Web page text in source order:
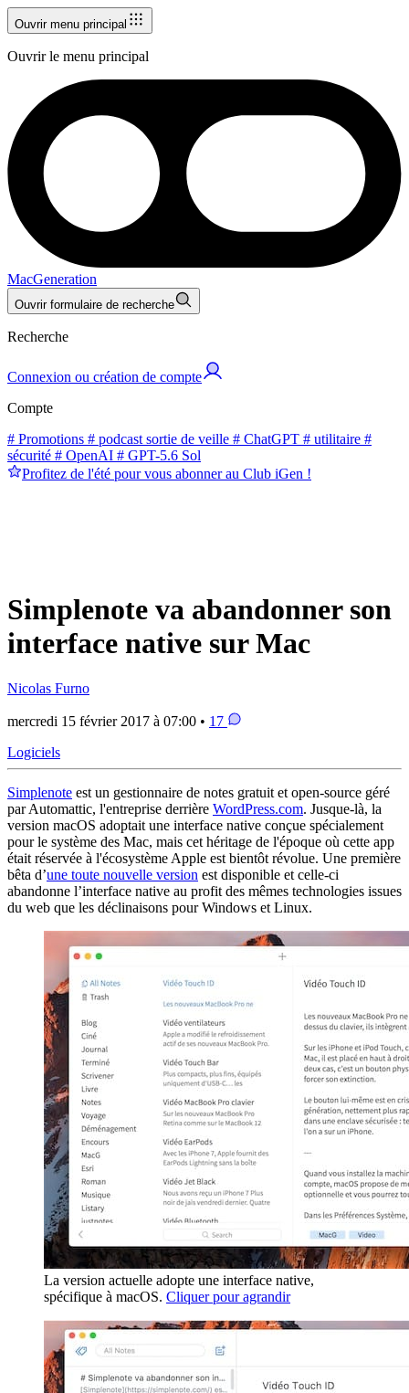
Ouvrir menu principal
Ouvrir le menu principal
MacGeneration
Ouvrir formulaire de recherche
Recherche
Connexion ou création de compte
Compte
# Promotions # podcast sortie de veille # ChatGPT # utilitaire #
sécurité # OpenAI # GPT-5.6 Sol
Profitez de l'été pour vous abonner au Club iGen !
Simplenote va abandonner son
interface native sur Mac
Nicolas Furno
mercredi 15 février 2017 à 07:00 • 17
Logiciels
Simplenote est un gestionnaire de notes gratuit et open-source géré
par Automattic, l'entreprise derrière WordPress.com. Jusque-là, la
version macOS adoptait une interface native conçue spécialement
pour le système des Mac, mais cet héritage de l'époque où cette app
était réservée à l'écosystème Apple est bientôt révolue. Une première
bêta d’une toute nouvelle version est disponible et celle-ci
abandonne l’interface native au profit des mêmes technologies issues
du web que les déclinaisons pour Windows et Linux.
La version actuelle adopte une interface native,
spécifique à macOS. Cliquer pour agrandir